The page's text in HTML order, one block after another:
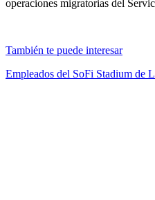
operaciones migratorias del
También te puede interesar
Empleados del SoFi Stadium de